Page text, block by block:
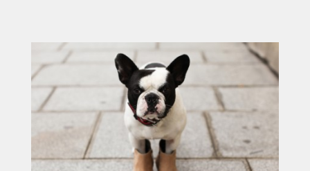
LOOKBOOK
RECHERCHE
ARCHIVES